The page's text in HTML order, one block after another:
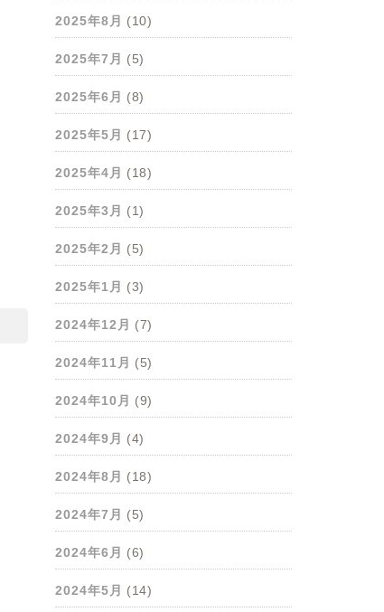
2025年8月 (10)
2025年7月 (5)
2025年6月 (8)
2025年5月 (17)
2025年4月 (18)
2025年3月 (1)
2025年2月 (5)
2025年1月 (3)
2024年12月 (7)
2024年11月 (5)
2024年10月 (9)
2024年9月 (4)
2024年8月 (18)
2024年7月 (5)
2024年6月 (6)
2024年5月 (14)